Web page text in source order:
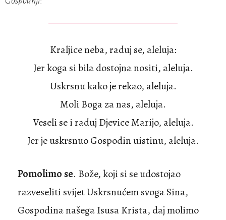
Kraljice neba, raduj se, aleluja:
Jer koga si bila dostojna nositi, aleluja.
Uskrsnu kako je rekao, aleluja.
Moli Boga za nas, aleluja.
Veseli se i raduj Djevice Marijo, aleluja.
Jer je uskrsnuo Gospodin uistinu, aleluja.
Pomolimo se. Bože, koji si se udostojao
razveseliti svijet Uskrsnućem svoga Sina,
Gospodina našega Isusa Krista, daj molimo